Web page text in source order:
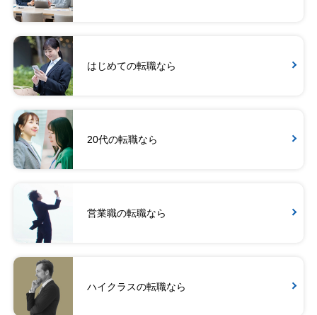
はじめての転職なら
20代の転職なら
営業職の転職なら
ハイクラスの転職なら